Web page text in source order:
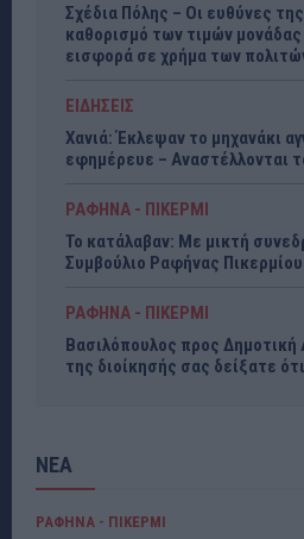
Σχέδια Πόλης – Οι ευθύνες
καθορισμό των τιμών
εισφορά σε χρήμα των
ΕΙΔΗΣΕΙΣ
Χανιά: Έκλεψαν το μηχανάκι
εφημέρευε – Αναστέλλονται
ΡΑΦΗΝΑ - ΠΙΚΕΡΜΙ
Το κατάλαβαν: Με μικτή
Συμβούλιο Ραφήνας
ΡΑΦΗΝΑ - ΠΙΚΕΡΜΙ
Βασιλόπουλος προς
της διοίκησής σας δείξατε
ΝΕΑ
ΡΑΦΗΝΑ - ΠΙΚΕΡΜΙ